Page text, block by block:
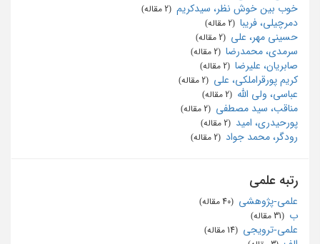
خوب بین خوش نظر، سیدکریم
دمرچیلی، فریبا
حسینی مهر، علی
سرمدی، محمدرضا
صابریان، علیرضا
کریم پورقراملکی، علی
عباسی، ولی الله
مناقب، سید مصطفی
پورحیدری، امید
رودگر، محمد جواد
رتبه علمی
علمی-پژوهشی
ب
علمی-ترویجی